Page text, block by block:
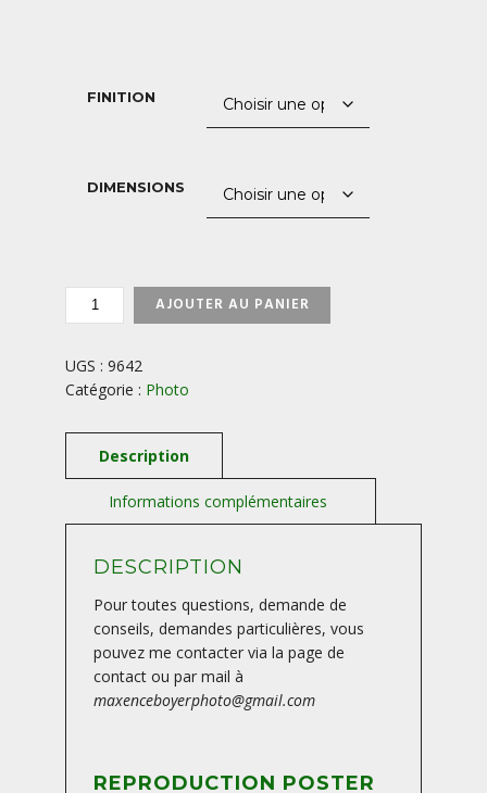
à
FINITION
DIMENSIONS
QUANTITÉ
ALPES-
AUTRICHE
AJOUTER AU PANIER
UGS : 9642
Catégorie : Photo
DESCRIPTION
Pour toutes questions, demande de
conseils, demandes particulières, vous
pouvez me contacter via la page de
contact ou par mail à
maxenceboyerphoto@gmail.com
REPRODUCTION POSTER